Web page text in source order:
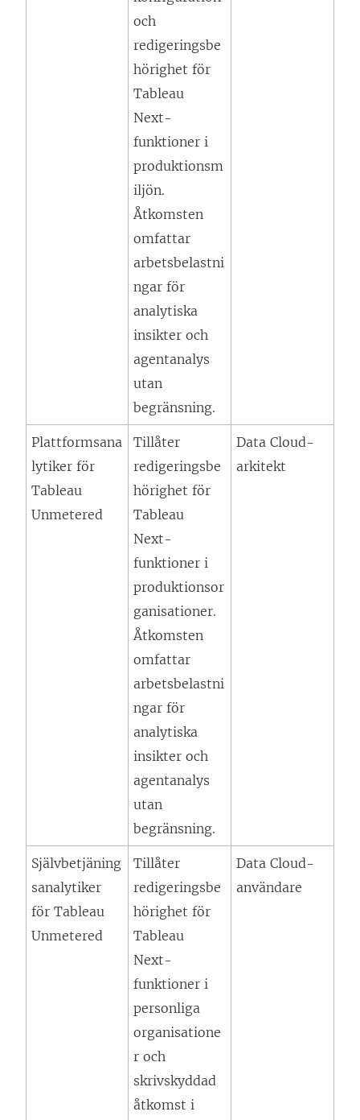
och
redigeringsbe
hörighet för
Tableau
Next-
funktioner i
produktionsm
iljön.
Åtkomsten
omfattar
arbetsbelastni
ngar för
analytiska
insikter och
agentanalys
utan
begränsning.
Plattformsana
lytiker för
Tableau
Unmetered
Tillåter
redigeringsbe
hörighet för
Tableau
Next-
funktioner i
produktionsor
ganisationer.
Åtkomsten
omfattar
arbetsbelastni
ngar för
analytiska
insikter och
agentanalys
utan
begränsning.
Data Cloud-
arkitekt
Självbetjäning
sanalytiker
för Tableau
Unmetered
Tillåter
redigeringsbe
hörighet för
Tableau
Next-
funktioner i
personliga
organisatione
r och
skrivskyddad
åtkomst i
Data Cloud-
användare